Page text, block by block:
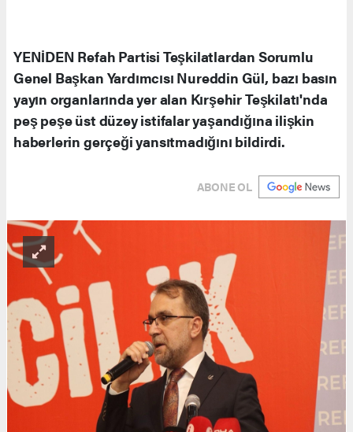
YENİDEN Refah Partisi Teşkilatlardan Sorumlu
Genel Başkan Yardımcısı Nureddin Gül, bazı basın
yayın organlarında yer alan Kırşehir Teşkilatı'nda
peş peşe üst düzey istifalar yaşandığına ilişkin
haberlerin gerçeği yansıtmadığını bildirdi.
ABONE OL